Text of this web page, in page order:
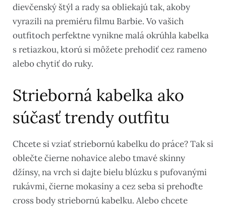
dievčenský štýl a rady sa obliekajú tak, akoby
vyrazili na premiéru filmu Barbie. Vo vašich
outfitoch perfektne vynikne malá okrúhla kabelka
s retiazkou, ktorú si môžete prehodiť cez rameno
alebo chytiť do ruky.
Strieborná kabelka ako
súčasť trendy outfitu
Chcete si vziať striebornú kabelku do práce? Tak si
oblečte čierne nohavice alebo tmavé skinny
džínsy, na vrch si dajte bielu blúzku s pufovanými
rukávmi, čierne mokasíny a cez seba si prehoďte
cross body striebornú kabelku. Alebo chcete